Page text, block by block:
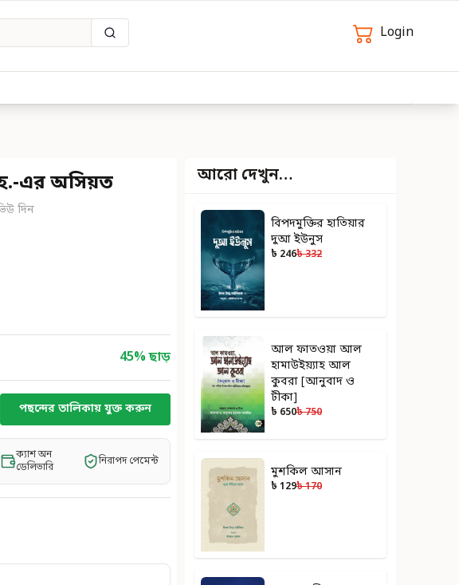
Login
এর অসিয়ত
দিন
45% ছাড়
পছন্দের তালিকায় যুক্ত করুন
ক্যাশ অন
ডেলিভারি
নিরাপদ পেমেন্ট
আরো দেখুন…
বিপদমুক্তির হাতিয়ার
দুআ ইউনুস
৳ 246৳ 332
আল ফাতওয়া আল
হামাউইয়্যাহ আল
কুবরা [আনুবাদ ও
টীকা]
৳ 650৳ 750
মুশকিল আসান
৳ 129৳ 170